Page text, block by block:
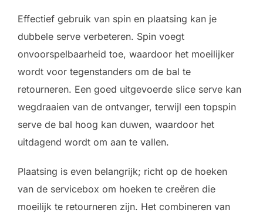
Effectief gebruik van spin en plaatsing kan je
dubbele serve verbeteren. Spin voegt
onvoorspelbaarheid toe, waardoor het moeilijker
wordt voor tegenstanders om de bal te
retourneren. Een goed uitgevoerde slice serve kan
wegdraaien van de ontvanger, terwijl een topspin
serve de bal hoog kan duwen, waardoor het
uitdagend wordt om aan te vallen.
Plaatsing is even belangrijk; richt op de hoeken
van de servicebox om hoeken te creëren die
moeilijk te retourneren zijn. Het combineren van